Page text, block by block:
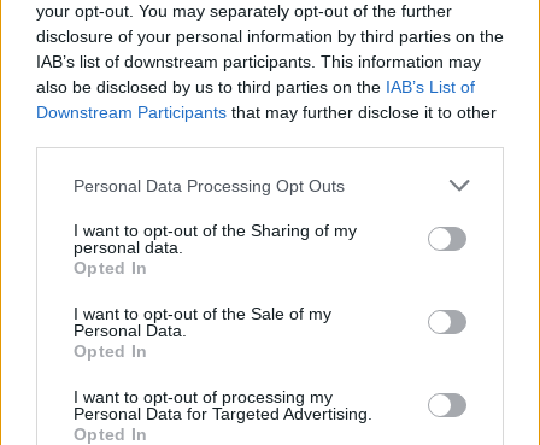
your opt-out. You may separately opt-out of the further
disclosure of your personal information by third parties on the
IAB’s list of downstream participants. This information may
also be disclosed by us to third parties on the IAB’s List of
Downstream Participants that may further disclose it to other
Please note that this website/app uses one or more Google
not limited to your visit or usage behaviour. You may click to
grant or deny consent to Google and its third-party tags to
use your data for below specified purposes in below Google
consent section.
Personal Data Processing Opt Outs
I want to opt-out of the Sharing of my
personal data.
Opted In
I want to opt-out of the Sale of my
Personal Data.
Opted In
I want to opt-out of processing my
Personal Data for Targeted Advertising.
Opted In
1
E-mail cím
Feliratkozom a hírlevélre és elfogadom az
szabályzatot!